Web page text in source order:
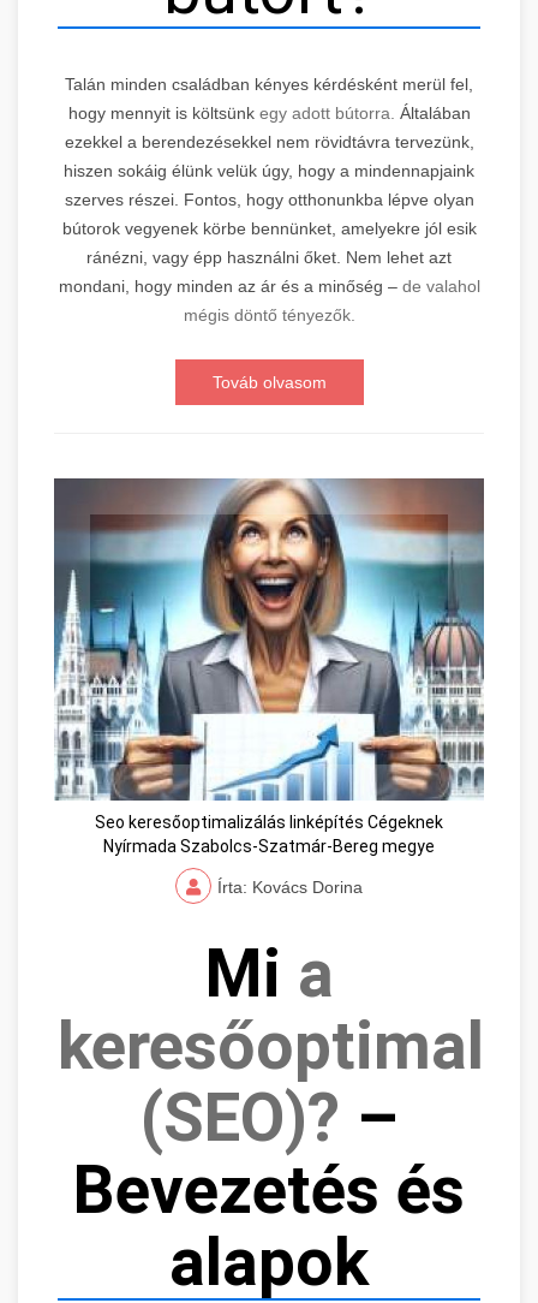
Talán minden családban kényes kérdésként merül fel,
hogy mennyit is költsünkegy adott bútorra. Általában
ezekkel a berendezésekkel nem rövidtávra tervezünk,
hiszen sokáig élünk velük úgy, hogy a mindennapjaink
szerves részei. Fontos, hogy otthonunkba lépve olyan
bútorok vegyenek körbe bennünket, amelyekre jól esik
ránézni, vagy épp használni őket. Nem lehet azt
mondani, hogy minden az ár és a minőség – de valahol
mégis döntő tényezők.
Továb olvasom
Seo keresőoptimalizálás linképítés Cégeknek
Nyírmada Szabolcs-Szatmár-Bereg megye
Írta: Kovács Dorina
Mi a
(SEO)? –
Bevezetés és
alapok